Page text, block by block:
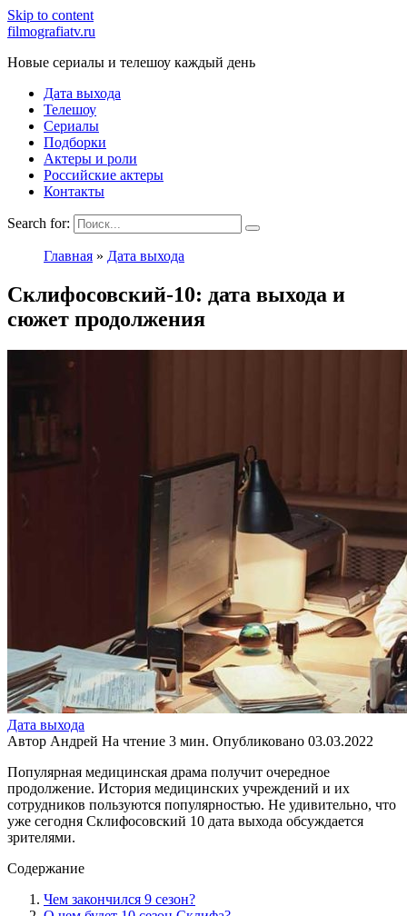
Skip to content
filmografiatv.ru
Новые сериалы и телешоу каждый день
Дата выхода
Телешоу
Сериалы
Подборки
Актеры и роли
Российские актеры
Контакты
Search for:
Главная » Дата выхода
Склифосовский-10: дата выхода и
сюжет продолжения
Дата выхода
Автор Андрей На чтение 3 мин. Опубликовано 03.03.2022
Популярная медицинская драма получит очередное
продолжение. История медицинских учреждений и их
сотрудников пользуются популярностью. Не удивительно, что
уже сегодня Склифосовский 10 дата выхода обсуждается
зрителями.
Содержание
Чем закончился 9 сезон?